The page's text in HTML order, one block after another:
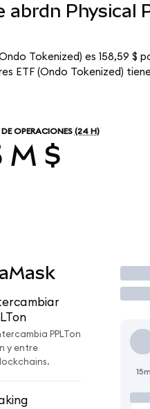
Physical
Tokenized) es 158,59 $
ETF (Ondo Tokenized)
OPERACIONES (24 H)
M $
PPLTon
y entre
15m